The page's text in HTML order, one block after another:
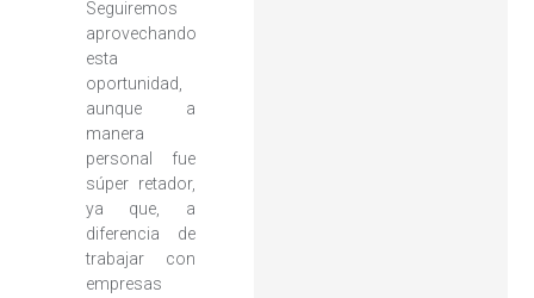
Seguiremos
aprovechando
esta
oportunidad,
aunque a
manera
personal fue
súper retador,
ya que, a
diferencia de
trabajar con
empresas